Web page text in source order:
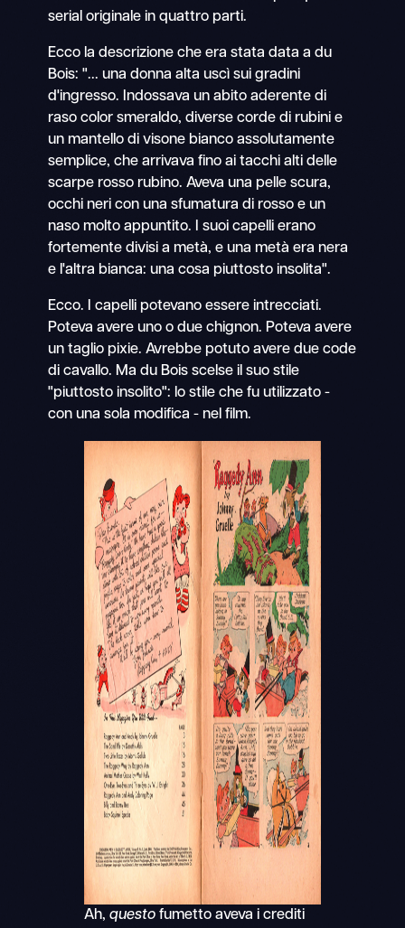
serial originale in quattro parti.
Ecco la descrizione che era stata data a du
Bois: "... una donna alta uscì sui gradini
d'ingresso. Indossava un abito aderente di
raso color smeraldo, diverse corde di rubini e
un mantello di visone bianco assolutamente
semplice, che arrivava fino ai tacchi alti delle
scarpe rosso rubino. Aveva una pelle scura,
occhi neri con una sfumatura di rosso e un
naso molto appuntito. I suoi capelli erano
fortemente divisi a metà, e una metà era nera
e l'altra bianca: una cosa piuttosto insolita".
Ecco. I capelli potevano essere intrecciati.
Poteva avere uno o due chignon. Poteva avere
un taglio pixie. Avrebbe potuto avere due code
di cavallo. Ma du Bois scelse il suo stile
"piuttosto insolito": lo stile che fu utilizzato -
con una sola modifica - nel film.
Ah, questofumetto aveva i crediti